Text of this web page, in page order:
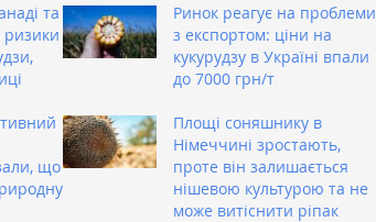
та
ризики
Ринок реагує на проблеми
з експортом: ціни на
кукурудзу в Україні впали
до 7000 грн/т
що
Площі соняшнику в
Німеччині зростають,
проте він залишається
нішевою культурою та не
може витіснити ріпак